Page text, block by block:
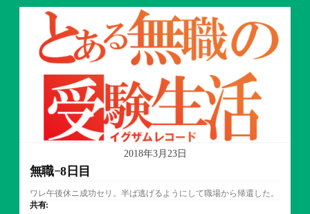
ゴ
2018年3月23日
無職−8日目
ワレ午後休ニ成功セリ。半ば逃げるようにして職場から帰還した。
共有: